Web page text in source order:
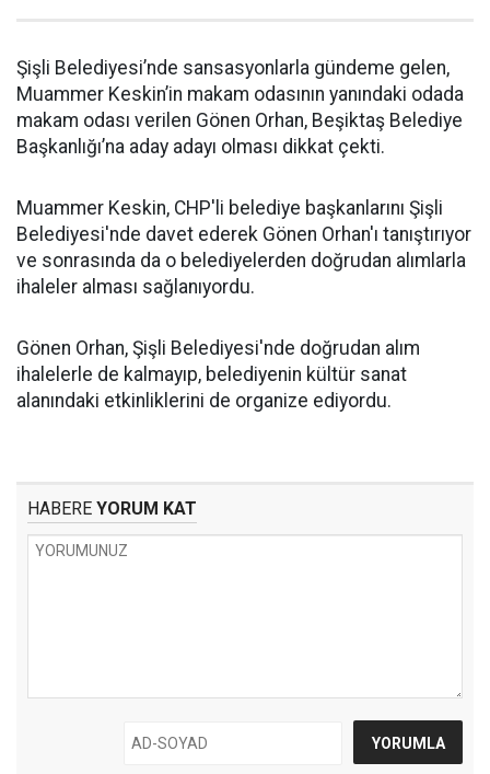
Şişli Belediyesi’nde sansasyonlarla gündeme gelen,
Muammer Keskin’in makam odasının yanındaki odada
makam odası verilen Gönen Orhan, Beşiktaş Belediye
Başkanlığı’na aday adayı olması dikkat çekti.
Muammer Keskin, CHP'li belediye başkanlarını Şişli
Belediyesi'nde davet ederek Gönen Orhan'ı tanıştırıyor
ve sonrasında da o belediyelerden doğrudan alımlarla
ihaleler alması sağlanıyordu.
Gönen Orhan, Şişli Belediyesi'nde doğrudan alım
ihalelerle de kalmayıp, belediyenin kültür sanat
alanındaki etkinliklerini de organize ediyordu.
HABERE YORUM KAT